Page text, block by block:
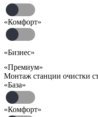
«Комфорт»
«Бизнес»
«Премиум»
Монтаж станции очистки
«База»
«Комфорт»